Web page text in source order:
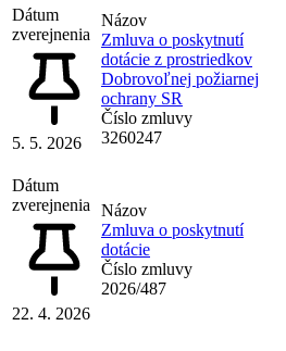
Dátum
zverejnenia
5. 5. 2026
Názov
Zmluva o poskytnutí
dotácie z prostriedkov
Dobrovoľnej požiarnej
ochrany SR
Číslo zmluvy
3260247
Dátum
zverejnenia
22. 4. 2026
Názov
Zmluva o poskytnutí
dotácie
Číslo zmluvy
2026/487